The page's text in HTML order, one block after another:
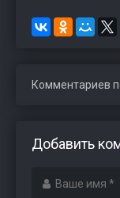
Комментариев
Добавить